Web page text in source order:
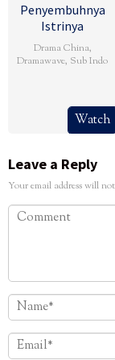
Penyembuhnya
Istrinya
Drama China,
Dramawave, Sub Indo
Watch
Leave a Reply
Your email address will